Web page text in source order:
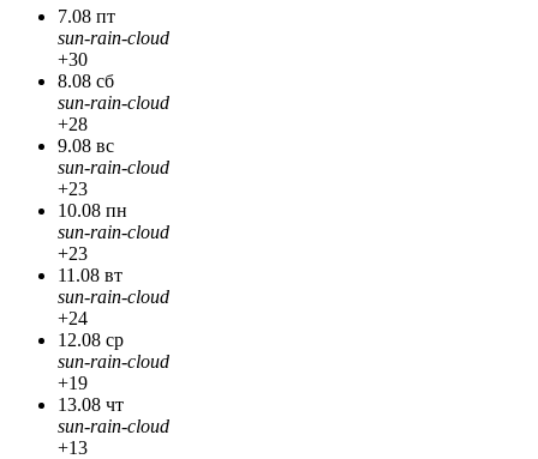
7.08 пт
sun-rain-cloud
+30
8.08 сб
sun-rain-cloud
+28
9.08 вс
sun-rain-cloud
+23
10.08 пн
sun-rain-cloud
+23
11.08 вт
sun-rain-cloud
+24
12.08 ср
sun-rain-cloud
+19
13.08 чт
sun-rain-cloud
+13